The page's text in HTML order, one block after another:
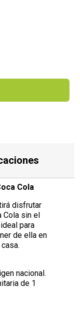
Cola
disfrutar
sin el
para
de ella en
nacional.
de 1